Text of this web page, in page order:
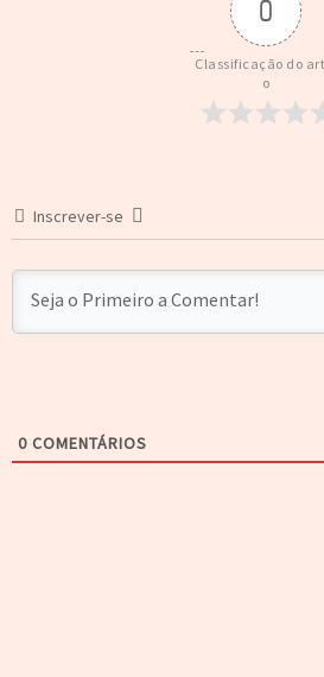
0
Classificação do
o
Inscrever-se
0 COMENTÁRIOS